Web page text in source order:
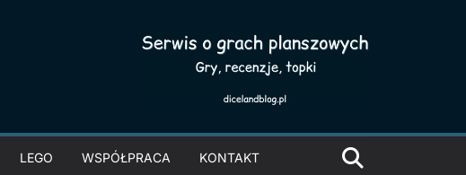
LEGO WSPÓŁPRACA KONTAKT